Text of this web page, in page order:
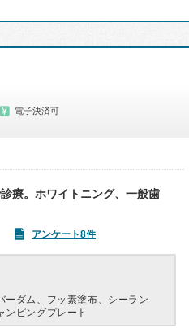
電子決済可
療。ホワイトニング、一般歯
アンケート8件
ーダム、フッ素塗布、シーラン
ンピングプレート